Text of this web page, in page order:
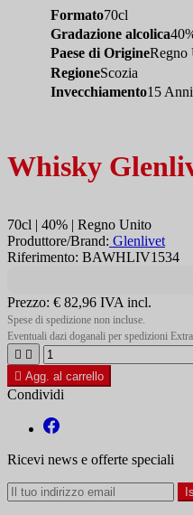
Formato70cl
Gradazione alcolica
Paese di OrigineRegno
RegioneScozia
Invecchiamento15 Anni
Whisky
70cl | 40% | Regno Unito
Produttore/Brand: Glenlivet
Riferimento: BAWHLIV1534
Prezzo: € 82,96 IVA incl.
Spese di spedizione non incluse.
Eventuali dazi doganali per spedizioni
 
 Agg. al carrello
Condividi
Ricevi news e offerte speciali